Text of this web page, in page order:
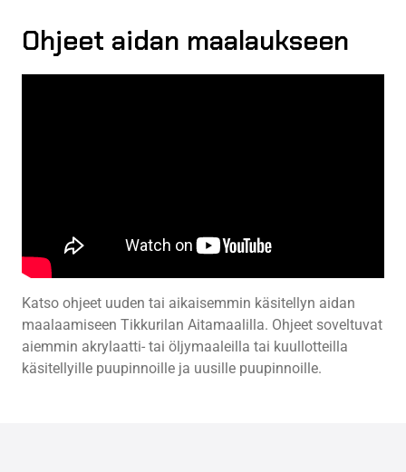
Ohjeet aidan maalaukseen
Katso ohjeet uuden tai aikaisemmin käsitellyn aidan
maalaamiseen Tikkurilan Aitamaalilla. Ohjeet soveltuvat
aiemmin akrylaatti- tai öljymaaleilla tai kuullotteilla
käsitellyille puupinnoille ja uusille puupinnoille.